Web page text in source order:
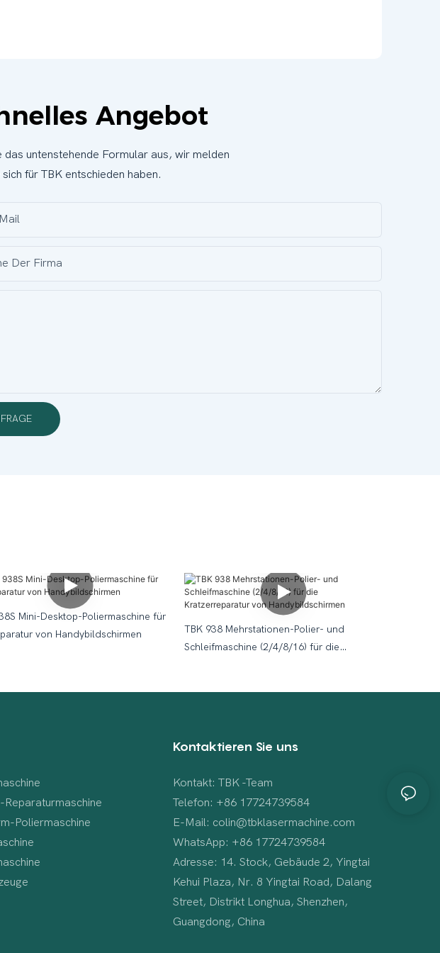
Angebot
untenstehende Formular aus, wir melden
für TBK entschieden haben.
Der Firma
Mini-Desktop-Poliermaschine für
von Handybildschirmen
TBK 938 Mehrstationen-Polier- und
Schleifmaschine (2/4/8/16) für die
Poliermaschine
Kontaktieren Sie uns
Kontakt: TBK -Team
Telefon: +86 17724739584
E-Mail: colin@tbklasermachine.com
WhatsApp: +86 17724739584
Adresse: 14. Stock, Gebäude 2, Yingtai
Kehui Plaza, Nr. 8 Yingtai Road, Dalang
Street, Distrikt Longhua, Shenzhen,
Guangdong, China